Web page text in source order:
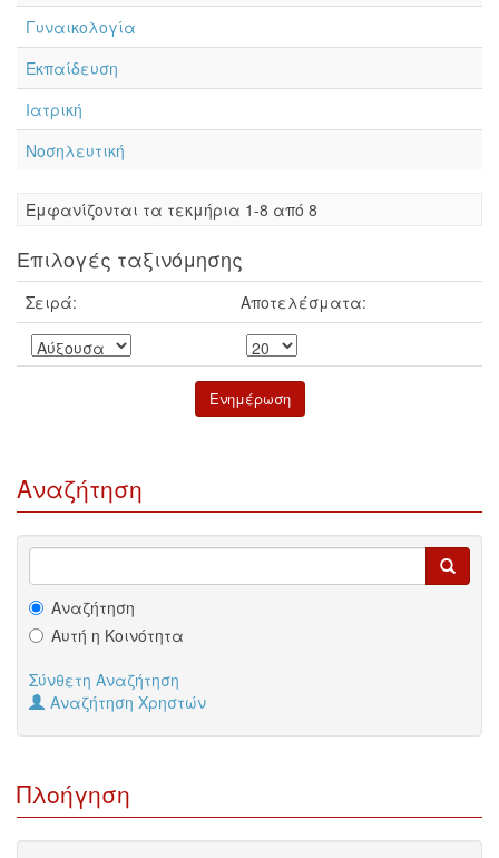
Γυναικολογία
Εκπαίδευση
Ιατρική
Νοσηλευτική
Eμφανίζονται τα τεκμήρια 1-8 από 8
Επιλογές ταξινόμησης
Σειρά: Αποτελέσματα:
Αναζήτηση
Αναζήτηση
Αυτή η Κοινότητα
Σύνθετη Αναζήτηση
Αναζήτηση Χρηστών
Πλοήγηση